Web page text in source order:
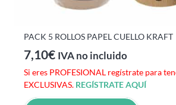
PACK 5 ROLLOS PAPEL CUELLO KRAFT
7,10€ IVA no incluido
Si eres PROFESIONAL regístrate para
EXCLUSIVAS. REGÍSTRATE AQUÍ